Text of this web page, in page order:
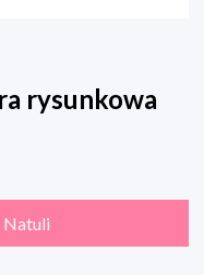
rysunkowa
Natuli